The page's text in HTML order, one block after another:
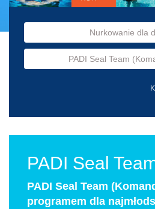
Nurkowanie dla
PADI Seal Team
PADI Seal
PADI Seal Team
programem dla